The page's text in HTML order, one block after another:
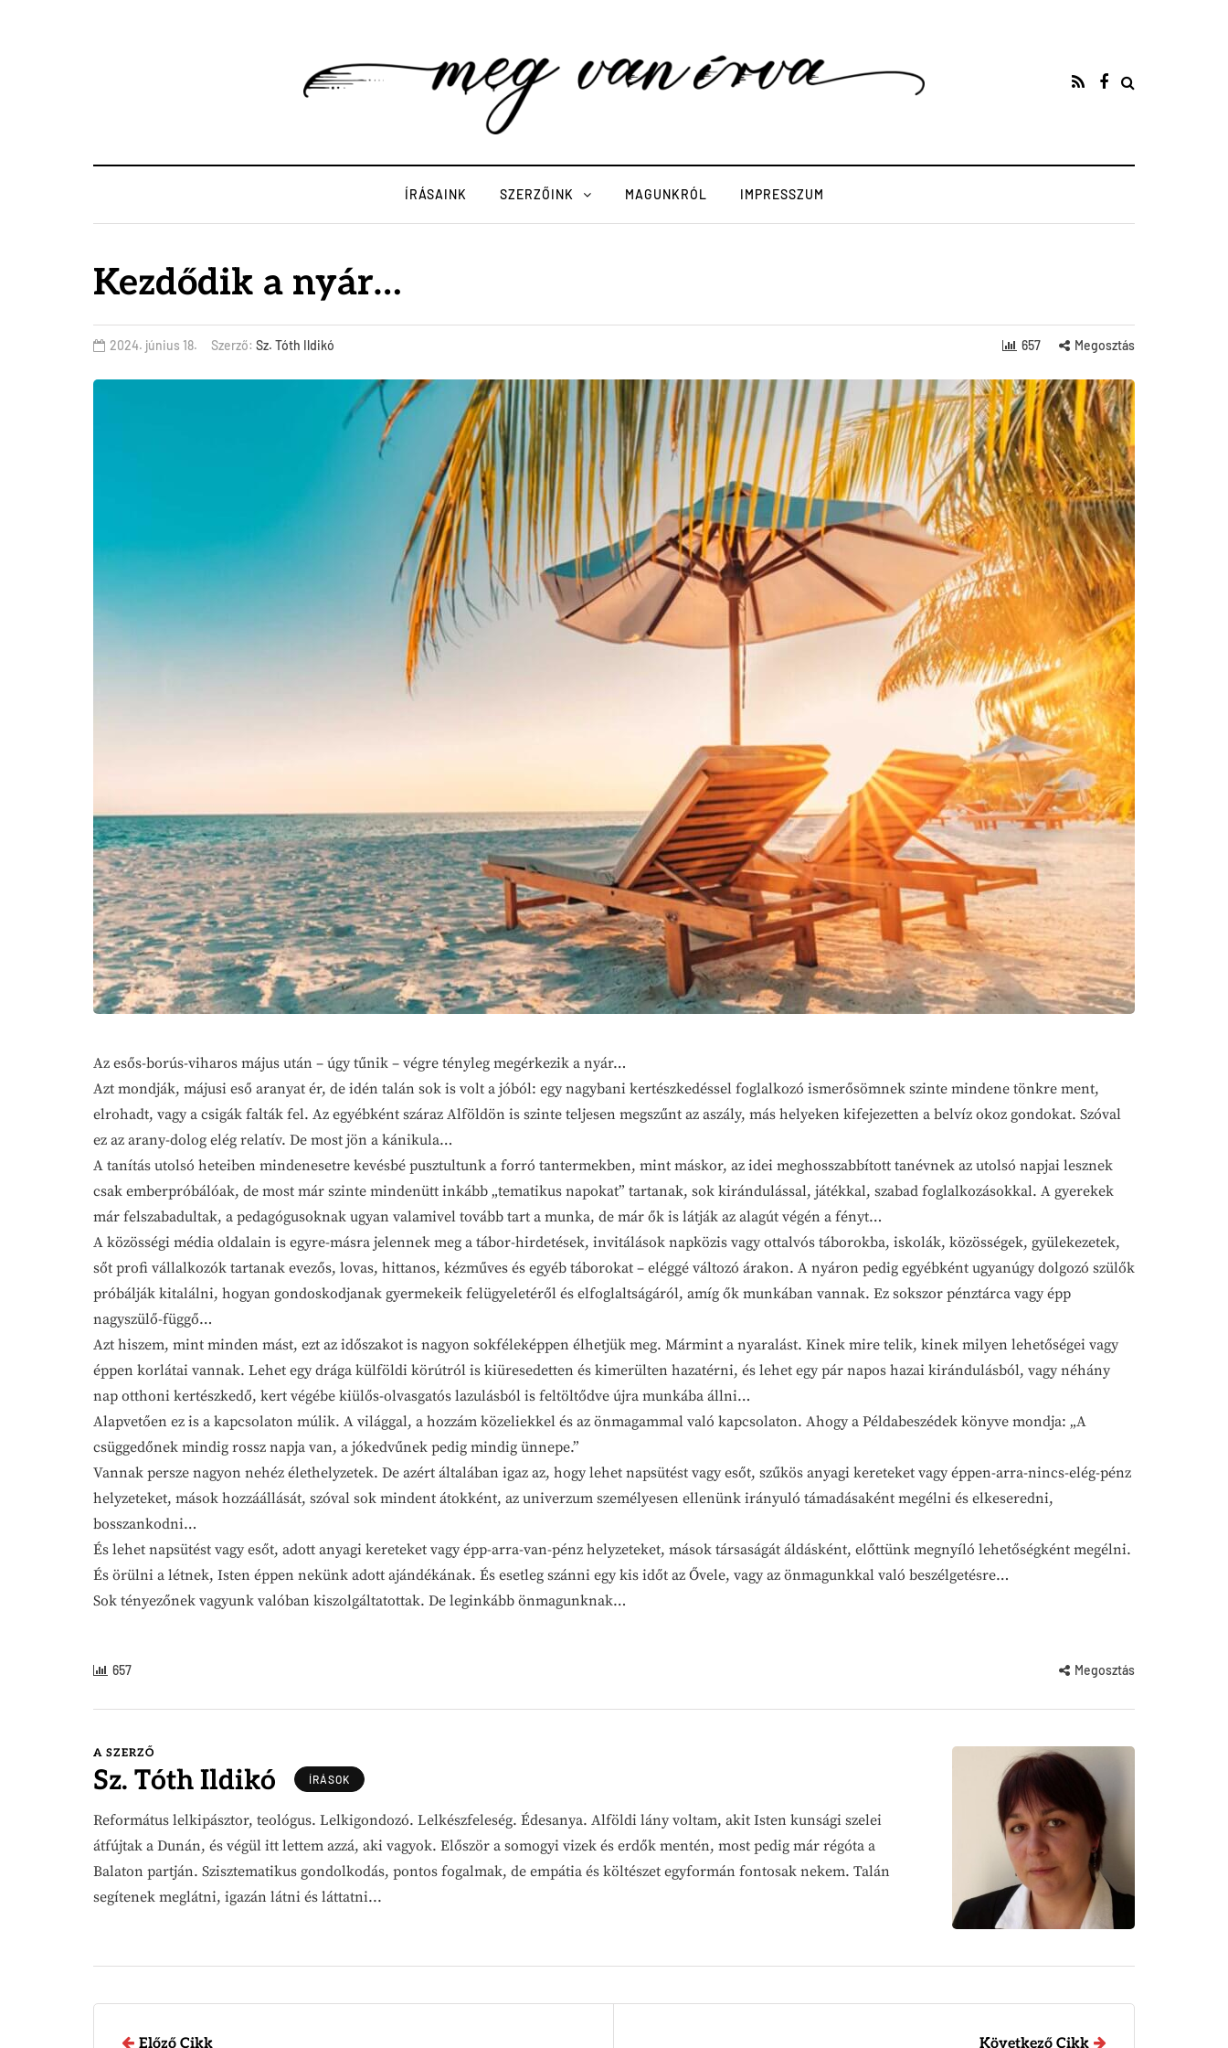
ÍRÁSAINK SZERZŐINK MAGUNKRÓL IMPRESSZUM
Kezdődik a nyár…
2024. június 18. Szerző: Sz. Tóth Ildikó 657 Megosztás
Az esős-borús-viharos május után – úgy tűnik – végre tényleg megérkezik a nyár…
Azt mondják, májusi eső aranyat ér, de idén talán sok is volt a jóból: egy nagybani kertészkedéssel foglalkozó ismerősömnek szinte mindene tönkre ment,
elrohadt, vagy a csigák falták fel. Az egyébként száraz Alföldön is szinte teljesen megszűnt az aszály, más helyeken kifejezetten a belvíz okoz gondokat. Szóval
ez az arany-dolog elég relatív. De most jön a kánikula…
A tanítás utolsó heteiben mindenesetre kevésbé pusztultunk a forró tantermekben, mint máskor, az idei meghosszabbított tanévnek az utolsó napjai lesznek
csak emberpróbálóak, de most már szinte mindenütt inkább „tematikus napokat” tartanak, sok kirándulással, játékkal, szabad foglalkozásokkal. A gyerekek
már felszabadultak, a pedagógusoknak ugyan valamivel tovább tart a munka, de már ők is látják az alagút végén a fényt…
A közösségi média oldalain is egyre-másra jelennek meg a tábor-hirdetések, invitálások napközis vagy ottalvós táborokba, iskolák, közösségek, gyülekezetek,
sőt profi vállalkozók tartanak evezős, lovas, hittanos, kézműves és egyéb táborokat – eléggé változó árakon. A nyáron pedig egyébként ugyanúgy dolgozó szülők
próbálják kitalálni, hogyan gondoskodjanak gyermekeik felügyeletéről és elfoglaltságáról, amíg ők munkában vannak. Ez sokszor pénztárca vagy épp
nagyszülő-függő…
Azt hiszem, mint minden mást, ezt az időszakot is nagyon sokféleképpen élhetjük meg. Mármint a nyaralást. Kinek mire telik, kinek milyen lehetőségei vagy
éppen korlátai vannak. Lehet egy drága külföldi körútról is kiüresedetten és kimerülten hazatérni, és lehet egy pár napos hazai kirándulásból, vagy néhány
nap otthoni kertészkedő, kert végébe kiülős-olvasgatós lazulásból is feltöltődve újra munkába állni…
Alapvetően ez is a kapcsolaton múlik. A világgal, a hozzám közeliekkel és az önmagammal való kapcsolaton. Ahogy a Példabeszédek könyve mondja: „A
csüggedőnek mindig rossz napja van, a jókedvűnek pedig mindig ünnepe.”
Vannak persze nagyon nehéz élethelyzetek. De azért általában igaz az, hogy lehet napsütést vagy esőt, szűkös anyagi kereteket vagy éppen-arra-nincs-elég-pénz
helyzeteket, mások hozzáállását, szóval sok mindent átokként, az univerzum személyesen ellenünk irányuló támadásaként megélni és elkeseredni,
bosszankodni…
És lehet napsütést vagy esőt, adott anyagi kereteket vagy épp-arra-van-pénz helyzeteket, mások társaságát áldásként, előttünk megnyíló lehetőségként megélni.
És örülni a létnek, Isten éppen nekünk adott ajándékának. És esetleg szánni egy kis időt az Ővele, vagy az önmagunkkal való beszélgetésre…
Sok tényezőnek vagyunk valóban kiszolgáltatottak. De leginkább önmagunknak…
657 Megosztás
A SZERZŐ
Sz. Tóth Ildikó ÍRÁSOK
Református lelkipásztor, teológus. Lelkigondozó. Lelkészfeleség. Édesanya. Alföldi lány voltam, akit Isten kunsági szelei
átfújtak a Dunán, és végül itt lettem azzá, aki vagyok. Először a somogyi vizek és erdők mentén, most pedig már régóta a
Balaton partján. Szisztematikus gondolkodás, pontos fogalmak, de empátia és költészet egyformán fontosak nekem. Talán
segítenek meglátni, igazán látni és láttatni...
Előző Cikk Következő Cikk